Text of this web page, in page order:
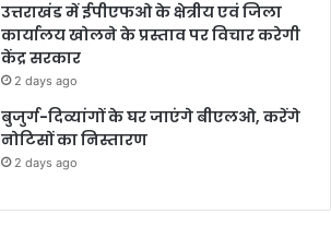
उत्तराखंड में ईपीएफओ के क्षेत्रीय एवं जिला
कार्यालय खोलने के प्रस्ताव पर विचार करेगी
केंद्र सरकार
2 days ago
बुजुर्ग-दिव्यांगों के घर जाएंगे बीएलओ, करेंगे
नोटिसों का निस्तारण
2 days ago